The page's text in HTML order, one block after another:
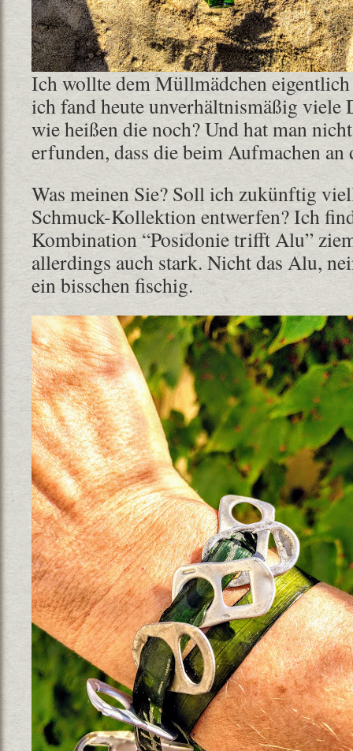
Ich wollte dem Müllmädchen eigentlich
ich fand heute unverhältnismäßig viele
wie heißen die noch? Und hat man
erfunden, dass die beim Aufmachen an
Was meinen Sie? Soll ich zukünftig
Schmuck-Kollektion entwerfen? Ich
Kombination “Posidonie trifft Alu”
allerdings auch stark. Nicht das Alu,
ein bisschen fischig.